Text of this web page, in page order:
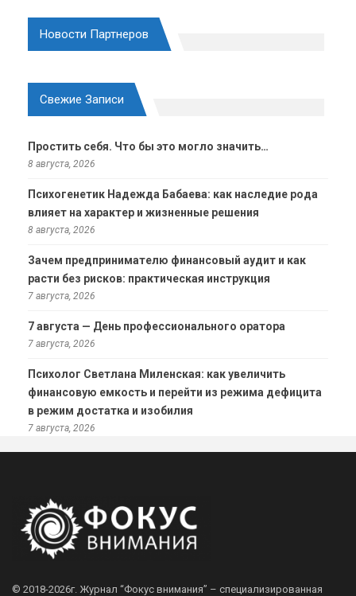
Новости Партнеров
Свежие Записи
Простить себя. Что бы это могло значить…
8 августа, 2026
Психогенетик Надежда Бабаева: как наследие рода
влияет на характер и жизненные решения
8 августа, 2026
Зачем предпринимателю финансовый аудит и как
расти без рисков: практическая инструкция
7 августа, 2026
7 августа — День профессионального оратора
7 августа, 2026
Психолог Светлана Миленская: как увеличить
финансовую емкость и перейти из режима дефицита
в режим достатка и изобилия
7 августа, 2026
© 2018-2026г. Журнал “Фокус внимания” – специализированная